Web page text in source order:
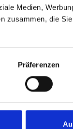
Medien,
zusammen, die
Präferenzen
schmale
3% Elasthan